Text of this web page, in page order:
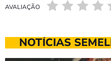
AVALIAÇÃO
NOTÍCIAS